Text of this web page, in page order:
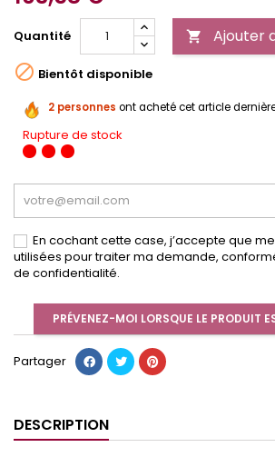
Quantité  Ajouter
 Bientôt disponible
2 personnes ont acheté cet article
Rupture de stock
En cochant cette case, j’accepte que
utilisées pour traiter ma demande,
de confidentialité.
PRÉVENEZ-MOI LORSQUE LE PRODUIT
Partager
DESCRIPTION